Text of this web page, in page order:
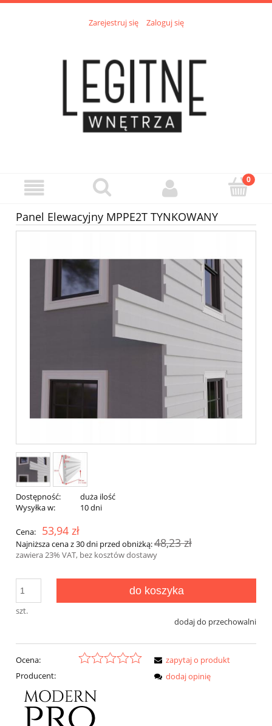
Zarejestruj się Zaloguj się
Panel Elewacyjny MPPE2T TYNKOWANY
Dostępność:
duża ilość
Wysyłka w:
10 dni
Cena: 53,94 zł
Najniższa cena z 30 dni przed obniżką:48,23 zł
zawiera 23% VAT, bez kosztów dostawy
szt.
do koszyka
dodaj do przechowalni
Ocena:
Producent:
zapytaj o produkt
dodaj opinię